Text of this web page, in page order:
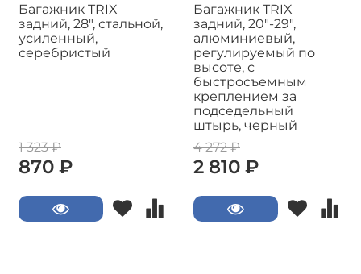
Багажник TRIX
задний, 28", стальной,
усиленный,
серебристый
1 323 ₽
870 ₽
Багажник TRIX
задний, 20"-29",
алюминиевый,
регулируемый по
высоте, с
быстросъемным
креплением за
подседельный
штырь, черный
4 272 ₽
2 810 ₽